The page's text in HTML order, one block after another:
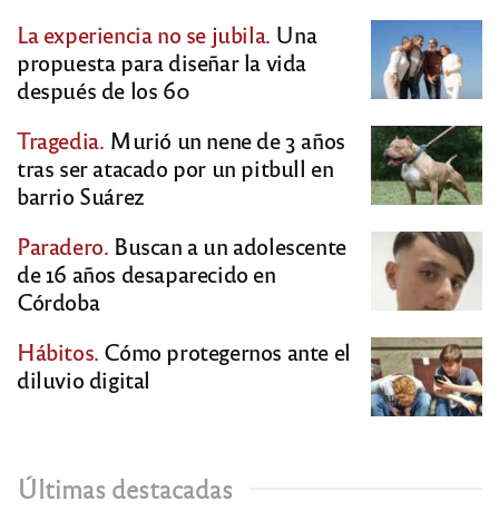
La experiencia no se jubila. Una
propuesta para diseñar la vida
después de los 60
Tragedia. Murió un nene de 3 años
tras ser atacado por un pitbull en
barrio Suárez
Paradero. Buscan a un adolescente
de 16 años desaparecido en
Córdoba
Hábitos. Cómo protegernos ante el
diluvio digital
Últimas destacadas